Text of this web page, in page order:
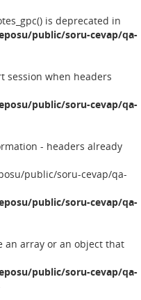
is deprecated in
public/soru-cevap/qa-
session when headers
public/soru-cevap/qa-
- headers already
public/soru-cevap/qa-
public/soru-cevap/qa-
an array or an object that
public/soru-cevap/qa-